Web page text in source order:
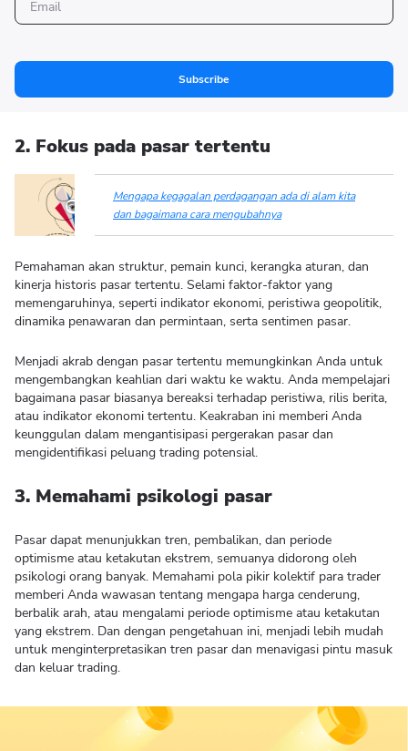
Subscribe
2. Fokus pada pasar tertentu
Mengapa kegagalan perdagangan ada di alam kita
dan bagaimana cara mengubahnya
Pemahaman akan struktur, pemain kunci, kerangka aturan, dan
kinerja historis pasar tertentu. Selami faktor-faktor yang
memengaruhinya, seperti indikator ekonomi, peristiwa geopolitik,
dinamika penawaran dan permintaan, serta sentimen pasar.
Menjadi akrab dengan pasar tertentu memungkinkan Anda untuk
mengembangkan keahlian dari waktu ke waktu. Anda mempelajari
bagaimana pasar biasanya bereaksi terhadap peristiwa, rilis berita,
atau indikator ekonomi tertentu. Keakraban ini memberi Anda
keunggulan dalam mengantisipasi pergerakan pasar dan
mengidentifikasi peluang trading potensial.
3. Memahami psikologi pasar
Pasar dapat menunjukkan tren, pembalikan, dan periode
optimisme atau ketakutan ekstrem, semuanya didorong oleh
psikologi orang banyak. Memahami pola pikir kolektif para trader
memberi Anda wawasan tentang mengapa harga cenderung,
berbalik arah, atau mengalami periode optimisme atau ketakutan
yang ekstrem. Dan dengan pengetahuan ini, menjadi lebih mudah
untuk menginterpretasikan tren pasar dan menavigasi pintu masuk
dan keluar trading.